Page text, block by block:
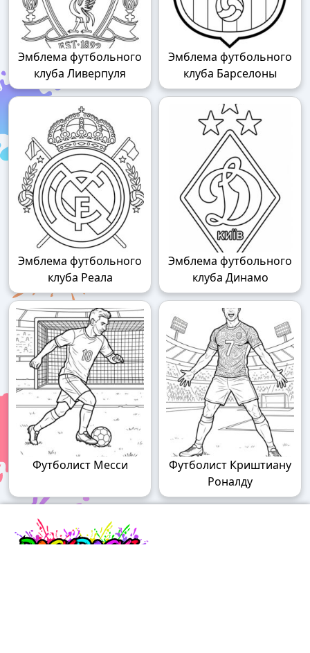
Эмблема футбольного
клуба Ливерпуля
Эмблема футбольного
клуба Барселоны
Эмблема футбольного
клуба Реала
Эмблема футбольного
клуба Динамо
Футболист Месси
Футболист Криштиану
Роналду